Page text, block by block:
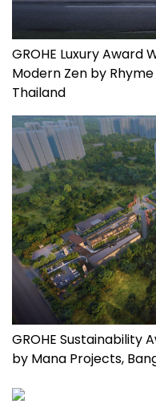
GROHE Luxury
Modern Zen by
Thailand
GROHE Sustainability
by Mana Projects,